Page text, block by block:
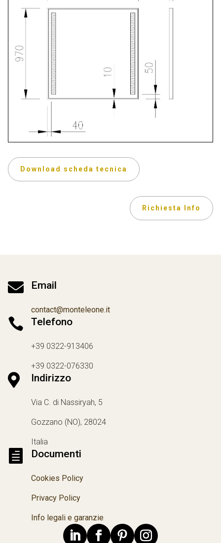
Download scheda tecnica
Richiesta Info
 Email
contact@monteleone.it
 Telefono
+39 0322-913406
+39 0322-076330
 Indirizzo
Via C. di Nassiryah, 5
Gozzano (NO), 28024
Italia
 Documenti
Cookies Policy
Privacy Policy
Info legali e garanzie